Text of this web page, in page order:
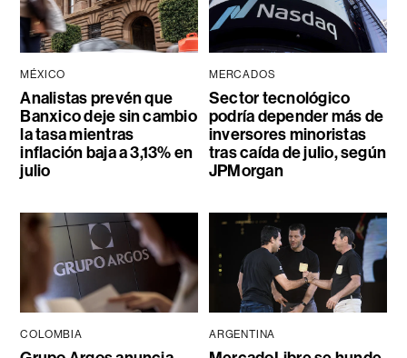
MÉXICO
Analistas prevén que
Banxico deje sin cambio
la tasa mientras
inflación baja a 3,13% en
julio
MERCADOS
Sector tecnológico
podría depender más de
inversores minoristas
tras caída de julio, según
JPMorgan
COLOMBIA ARGENTINA